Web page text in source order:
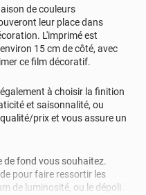
de couleurs
leur place dans
L'imprimé est
15 cm de côté, avec
ce film décoratif.
à choisir la finition
et saisonnalité, ou
prix et vous assure un
de fond vous souhaitez.
pour faire ressortir les
de luminosité, ou le dépoli